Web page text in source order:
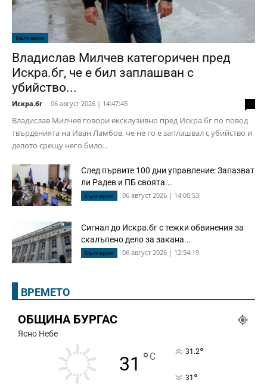
България
Владислав Милчев категоричен пред
Искра.бг, че е бил заплашван с
убийство...
Искра.бг - 06 август 2026 | 14:47:45
Владислав Милчев говори ексклузивно пред Искра.бг по повод
твърденията на Иван Ламбов, че не го е заплашвал с убийство и
делото срещу него било...
След първите 100 дни управление: Запазват
ли Радев и ПБ своята...
България 06 август 2026 | 14:00:53
Сигнал до Искра.бг с тежки обвинения за
скалъпено дело за закана...
България 06 август 2026 | 12:54:19
ВРЕМЕТО
ОБЩИНА БУРГАС
Ясно Небе
31 °C 31.2°
31 °